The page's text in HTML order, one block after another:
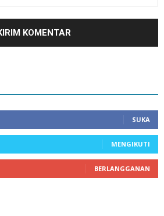
SUKA
MENGIKUTI
BERLANGGANAN